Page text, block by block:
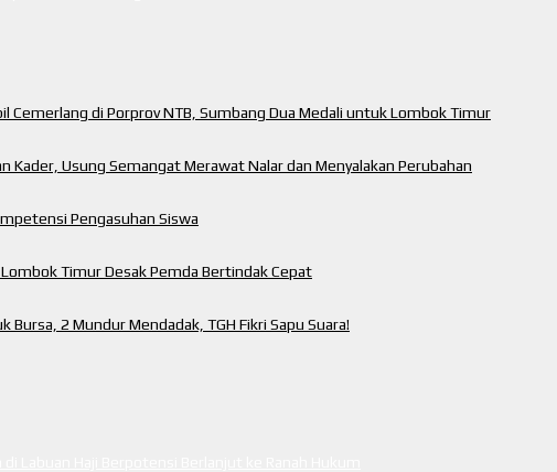
Cemerlang di Porprov NTB, Sumbang Dua Medali untuk Lombok Timur
Kader, Usung Semangat Merawat Nalar dan Menyalakan Perubahan
Pengasuhan Siswa
Timur Desak Pemda Bertindak Cepat
Bursa, 2 Mundur Mendadak, TGH Fikri Sapu Suara!